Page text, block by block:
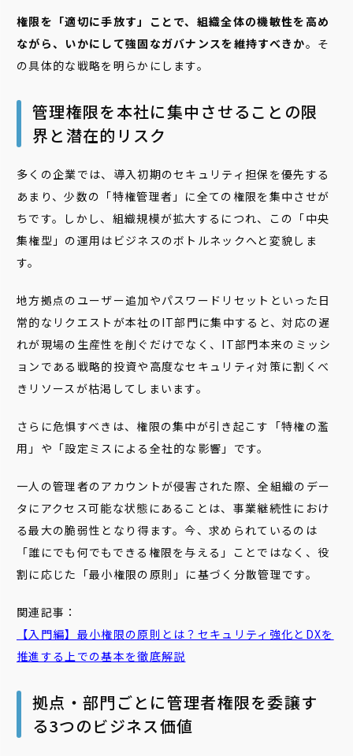
権限を「適切に手放す」ことで、組織全体の機敏性を高め
ながら、いかにして強固なガバナンスを維持すべきか。そ
の具体的な戦略を明らかにします。
管理権限を本社に集中させることの限
界と潜在的リスク
多くの企業では、導入初期のセキュリティ担保を優先する
あまり、少数の「特権管理者」に全ての権限を集中させが
ちです。しかし、組織規模が拡大するにつれ、この「中央
集権型」の運用はビジネスのボトルネックへと変貌しま
す。
地方拠点のユーザー追加やパスワードリセットといった日
常的なリクエストが本社のIT部門に集中すると、対応の遅
れが現場の生産性を削ぐだけでなく、IT部門本来のミッシ
ョンである戦略的投資や高度なセキュリティ対策に割くべ
きリソースが枯渇してしまいます。
さらに危惧すべきは、権限の集中が引き起こす「特権の濫
用」や「設定ミスによる全社的な影響」です。
一人の管理者のアカウントが侵害された際、全組織のデー
タにアクセス可能な状態にあることは、事業継続性におけ
る最大の脆弱性となり得ます。今、求められているのは
「誰にでも何でもできる権限を与える」ことではなく、役
割に応じた「最小権限の原則」に基づく分散管理です。
関連記事：
【入門編】最小権限の原則とは？セキュリティ強化とDXを
推進する上での基本を徹底解説
拠点・部門ごとに管理者権限を委譲す
る3つのビジネス価値